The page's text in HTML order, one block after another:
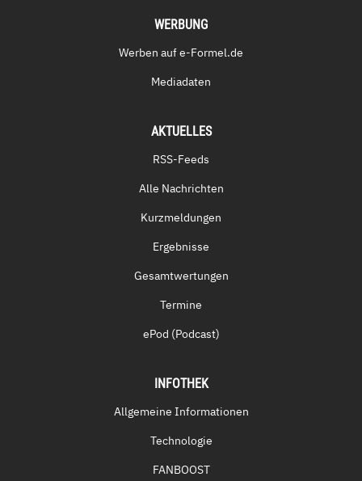
WERBUNG
Werben auf e-Formel.de
Mediadaten
AKTUELLES
RSS-Feeds
Alle Nachrichten
Kurzmeldungen
Ergebnisse
Gesamtwertungen
Termine
ePod (Podcast)
INFOTHEK
Allgemeine Informationen
Technologie
FANBOOST